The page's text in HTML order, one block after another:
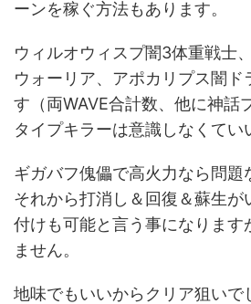
ーンを稼ぐ方法もあります。
ウィルオウィスプ闇3体重戦士
ウォーリア、アポカリプス闇
す（両WAVE合計数、他に神話
タイプキラーは意識しなくてい
ギガバフ傀儡で高火力なら問題
それから打消し＆回復＆蘇生が
付けも可能と言う事になります
ません。
地味でもいいからクリア狙いで